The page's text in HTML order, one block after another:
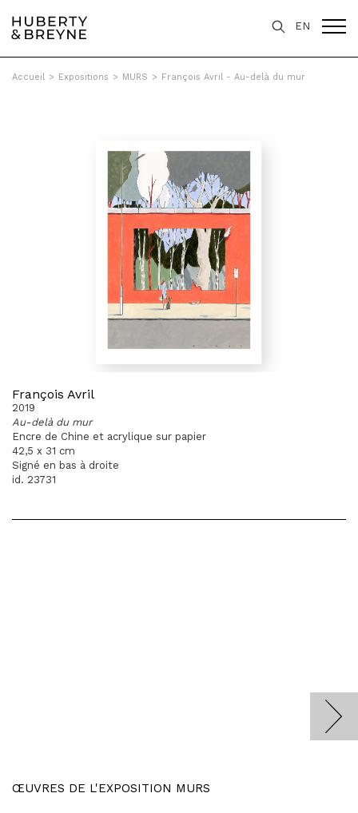
EN
Accueil > Expositions > MURS > François Avril - Au-delà du mur
François Avril
2019
Au-delà du mur
Encre de Chine et acrylique sur papier
42,5 x 31 cm
Signé en bas à droite
id. 23731
ŒUVRES DE L'EXPOSITION MURS